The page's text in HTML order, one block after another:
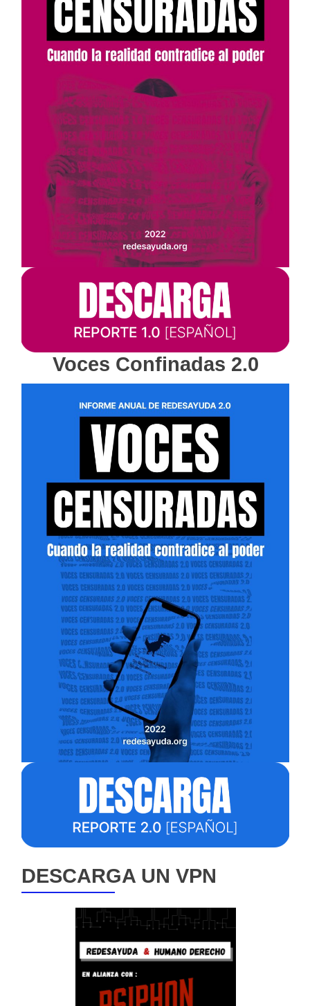
Voces Confinadas 2.0
DESCARGA UN VPN